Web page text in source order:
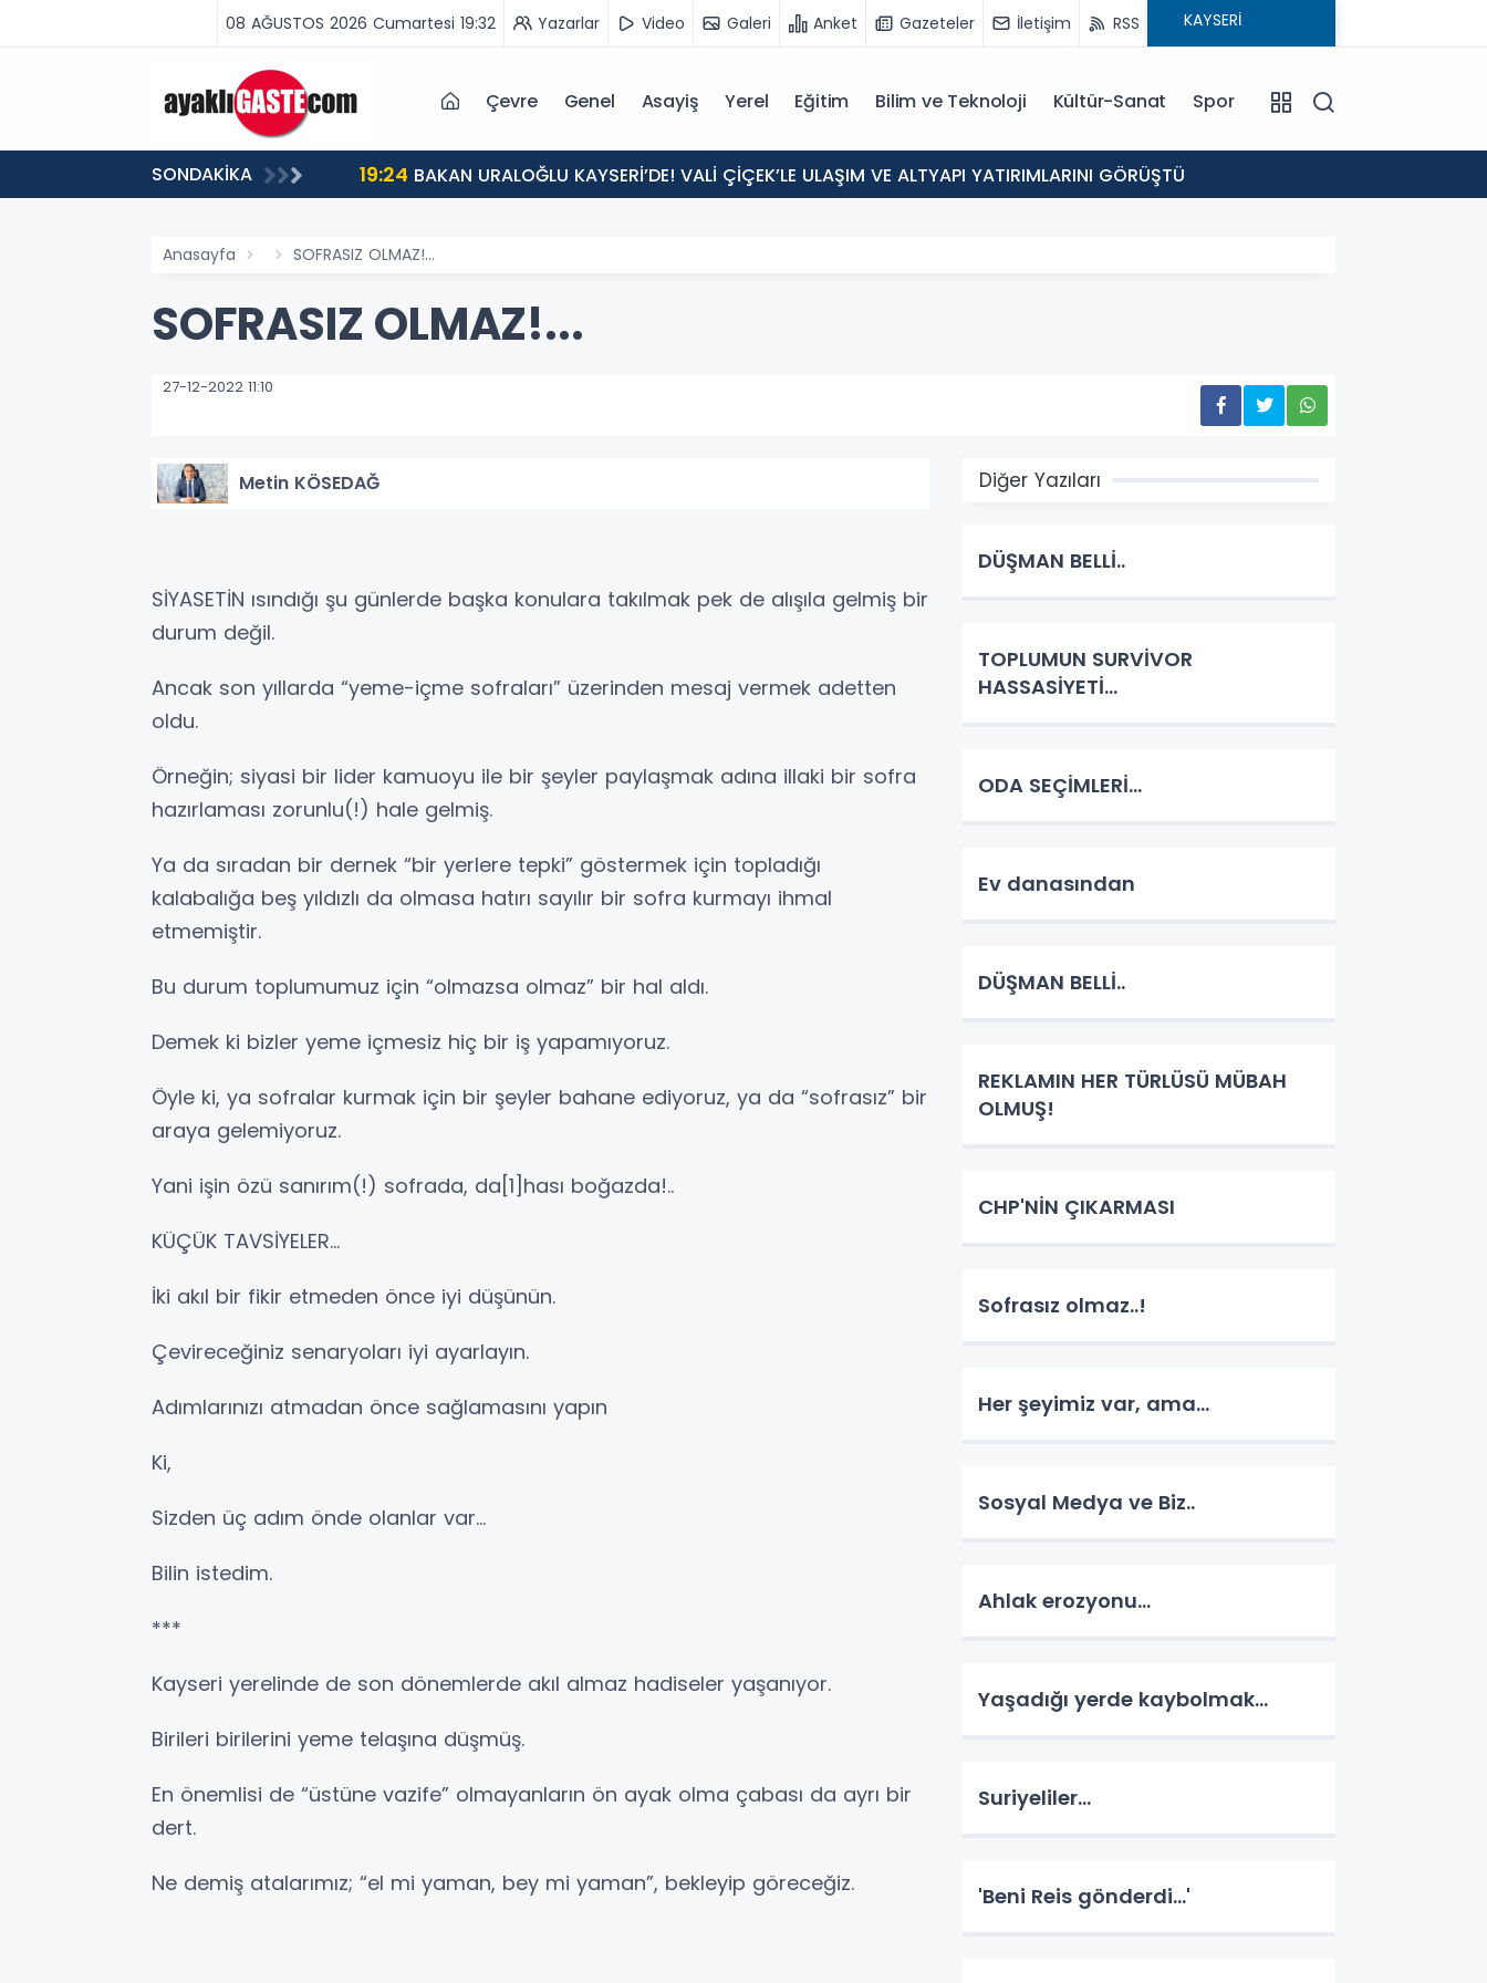
08 AĞUSTOS 2026 Cumartesi 19:32 Yazarlar Video Galeri Anket Gazeteler İletişim RSS
Çevre Genel Asayiş Yerel Eğitim Bilim ve Teknoloji Kültür-Sanat Spor
SONDAKİKA 19:24 BAKAN URALOĞLU KAYSERİ’DE! VALİ ÇİÇEK’LE ULAŞIM VE ALTYAPI YATIRIMLARINI GÖRÜŞTÜ
Anasayfa SOFRASIZ OLMAZ!...
SOFRASIZ OLMAZ!...
27-12-2022 11:10
Metin KÖSEDAĞ
SİYASETİN ısındığı şu günlerde başka konulara takılmak pek de alışıla gelmiş bir
durum değil.
Ancak son yıllarda “yeme-içme sofraları” üzerinden mesaj vermek adetten
oldu.
Örneğin; siyasi bir lider kamuoyu ile bir şeyler paylaşmak adına illaki bir sofra
hazırlaması zorunlu(!) hale gelmiş.
Ya da sıradan bir dernek “bir yerlere tepki” göstermek için topladığı
kalabalığa beş yıldızlı da olmasa hatırı sayılır bir sofra kurmayı ihmal
etmemiştir.
Bu durum toplumumuz için “olmazsa olmaz” bir hal aldı.
Demek ki bizler yeme içmesiz hiç bir iş yapamıyoruz.
Öyle ki, ya sofralar kurmak için bir şeyler bahane ediyoruz, ya da “sofrasız” bir
araya gelemiyoruz.
Yani işin özü sanırım(!) sofrada, da[1]hası boğazda!..
KÜÇÜK TAVSİYELER…
İki akıl bir fikir etmeden önce iyi düşünün.
Çevireceğiniz senaryoları iyi ayarlayın.
Adımlarınızı atmadan önce sağlamasını yapın
Ki,
Sizden üç adım önde olanlar var…
Bilin istedim.
***
Kayseri yerelinde de son dönemlerde akıl almaz hadiseler yaşanıyor.
Birileri birilerini yeme telaşına düşmüş.
En önemlisi de “üstüne vazife” olmayanların ön ayak olma çabası da ayrı bir
dert.
Ne demiş atalarımız; “el mi yaman, bey mi yaman”, bekleyip göreceğiz.
Diğer Yazıları
DÜŞMAN BELLİ..
TOPLUMUN SURVİVOR
HASSASİYETİ...
ODA SEÇİMLERİ...
Ev danasından
DÜŞMAN BELLİ..
REKLAMIN HER TÜRLÜSÜ MÜBAH
OLMUŞ!
CHP'NİN ÇIKARMASI
Sofrasız olmaz..!
Her şeyimiz var, ama...
Sosyal Medya ve Biz..
Ahlak erozyonu…
Yaşadığı yerde kaybolmak…
Suriyeliler…
'Beni Reis gönderdi...'